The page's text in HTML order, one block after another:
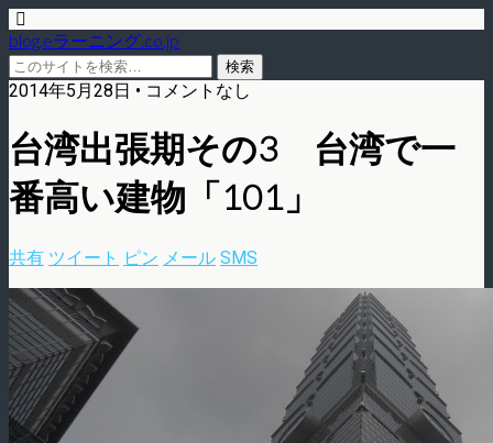
blog.eラーニング.co.jp
2014年5月28日 • コメントなし
台湾出張期その3 台湾で一
番高い建物「101」
共有 ツイート ピン メール SMS